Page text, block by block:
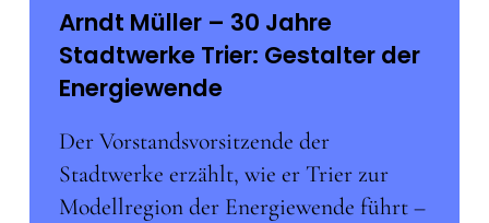
Arndt Müller – 30 Jahre
Stadtwerke Trier: Gestalter der
Energiewende
Der Vorstandsvorsitzende der
Stadtwerke erzählt, wie er Trier zur
Modellregion der Energiewende führt –